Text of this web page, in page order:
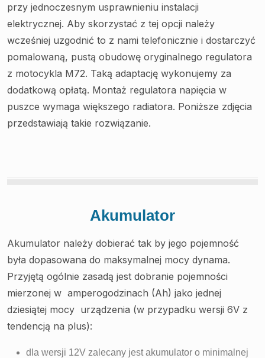
przy jednoczesnym usprawnieniu instalacji
elektrycznej. Aby skorzystać z tej opcji należy
wcześniej uzgodnić to z nami telefonicznie i dostarczyć
pomalowaną, pustą obudowę oryginalnego regulatora
z motocykla M72. Taką adaptację wykonujemy za
dodatkową opłatą. Montaż regulatora napięcia w
puszce wymaga większego radiatora. Poniższe zdjęcia
przedstawiają takie rozwiązanie.
Akumulator
Akumulator należy dobierać tak by jego pojemność
była dopasowana do maksymalnej mocy dynama.
Przyjętą ogólnie zasadą jest dobranie pojemności
mierzonej w amperogodzinach (Ah) jako jednej
dziesiątej mocy urządzenia (w przypadku wersji 6V z
tendencją na plus):
dla wersji 12V zalecany jest akumulator o minimalnej